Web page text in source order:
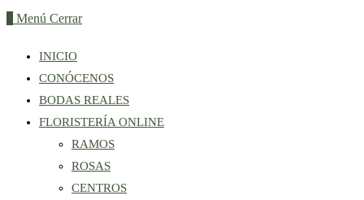
Menú Cerrar
INICIO
CONÓCENOS
BODAS REALES
FLORISTERÍA ONLINE
RAMOS
ROSAS
CENTROS